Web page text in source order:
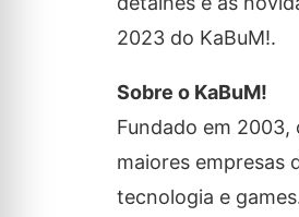
2023 do KaBuM!.
Sobre o KaBuM!
Fundado em
maiores empresas
tecnologia e